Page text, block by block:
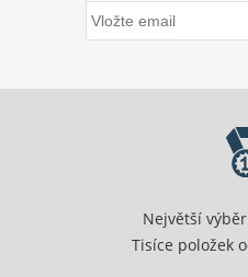
Největší
Tisíce položek